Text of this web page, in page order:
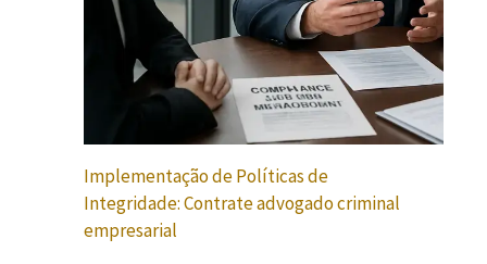
Implementação de Políticas de
Integridade: Contrate advogado criminal
empresarial